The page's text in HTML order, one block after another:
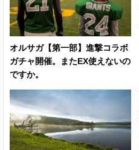
オルサガ【第一部】進撃コラボ
ガチャ開催。またEX使えないの
ですか。